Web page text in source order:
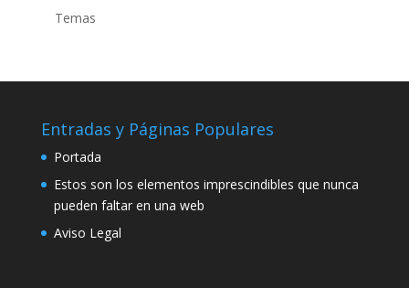
Temas
Entradas y Páginas Populares
Portada
Estos son los elementos imprescindibles que nunca
pueden faltar en una web
Aviso Legal